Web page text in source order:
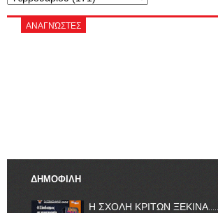
ΑΝΑΓΝΏΣΤΕΣ
ΔΗΜΟΦΙΛΗ
Η ΣΧΟΛΗ ΚΡΙΤΩΝ ΞΕΚΙΝΑ.......